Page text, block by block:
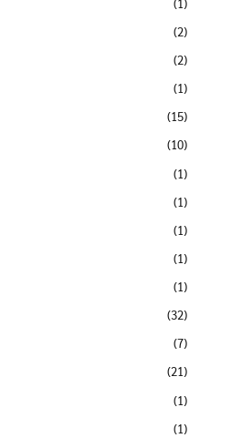
(2)
(2)
(1)
(15)
(10)
(1)
(1)
(1)
(1)
(1)
(32)
(7)
(21)
(1)
(1)